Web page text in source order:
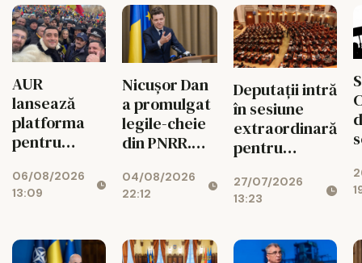
AUR
lansează
platforma
pentru
lui Nicușor
Dan
06/08/2026
13:09
Nicușor Dan
a promulgat
legile-cheie
din PNRR.
Urbanismului
intră în
04/08/2026
22:12
Deputații intră
în sesiune
extraordinară
pentru
banilor din
PNRR
27/07/2026
13:23